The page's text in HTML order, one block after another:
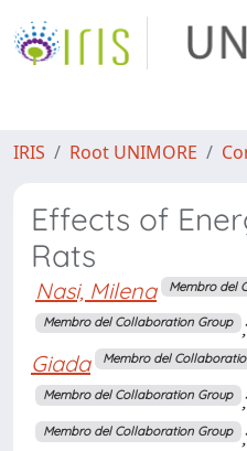
IRIS Root UNIMORE
Effects of
Rats
Nasi, Milena Membro del
Membro del Collaboration Group ;
Giada
Membro del
Membro del Collaboration Group ;
Membro del Collaboration Group ;